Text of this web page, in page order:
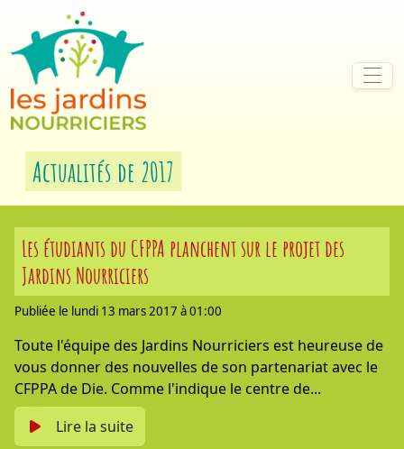
Aller au contenu
Aller à la navigation
Actualités de 2017
Les étudiants du CFPPA planchent sur le projet des
Jardins Nourriciers
Publiée le lundi 13 mars 2017 à 01:00
Toute l'équipe des Jardins Nourriciers est heureuse de
vous donner des nouvelles de son partenariat avec le
CFPPA de Die. Comme l'indique le centre de...
Lire la suite